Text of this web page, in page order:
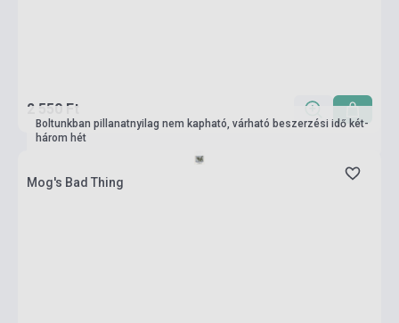
2 550 Ft
Boltunkban pillanatnyilag nem kapható, várható beszerzési idő két-
három hét
Mog's Bad Thing